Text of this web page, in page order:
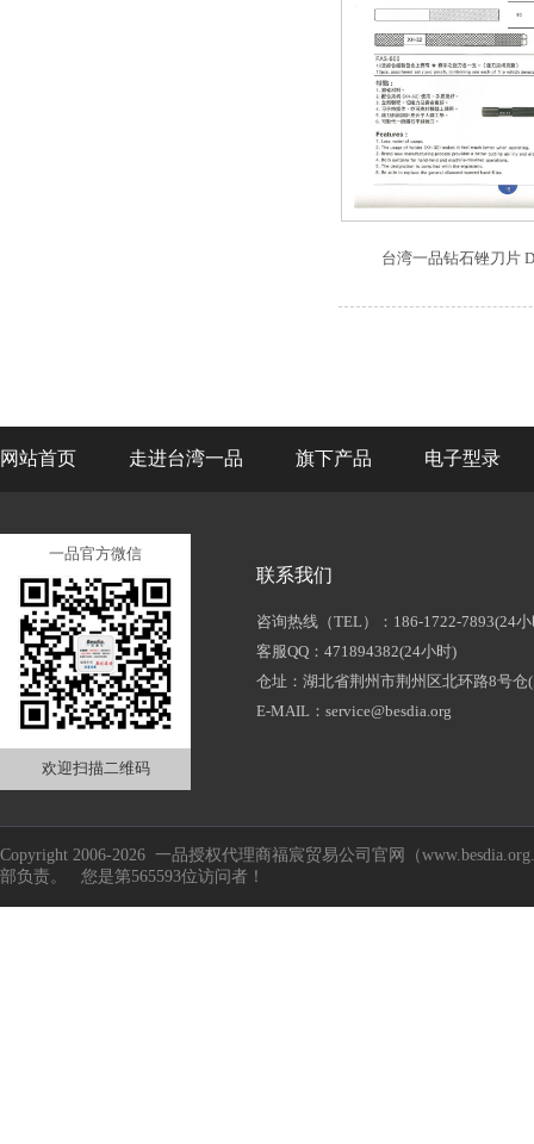
台湾一品钻石锉刀片
网站首页 走进台湾一品 旗下产品 电子型录
一品官方微信
欢迎扫描二维码
联系我们
咨询热线（TEL）：186-1722-7893(24
客服QQ：471894382(24小时)
仓址：湖北省荆州市荆州区北环路8号仓
E-MAIL：service@besdia.org
Copyright 2006-2026 一品授权代理商福宸贸易公司官网（
部负责。 您是第565593位访问者！